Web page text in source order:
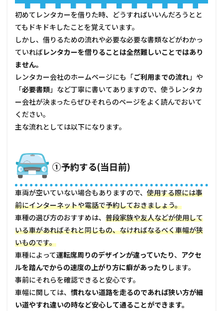
は
1.1
約す
る(当
日前)
1.2
②出
発前
の手
続き
をす
る(当
1.3
③返
却の
手続
きを
する
(当日)
2
初心
者が
注意
すべ
きこ
と
2.1
初めてレンタカーを借りた時、どうすればいいんだろうとと
てもドキドキしたことを覚えています。
しかし、借りるための流れや必要な必要な書類などがわかっ
ていればレンタカーを借りることは全然難しいことではあり
ません。
レンタカー会社のホームページにも「ご利用までの流れ」や
「必要書類」など丁寧に書いてありますので、使うレンタカ
ー会社が決まったらぜひそれらのページをよく読んでおいて
ください。
主な流れとしては以下になります。
①予約する(当日前)
車両が空いていない場合もありますので、 使用する際には事
前にインターネットや電話で予約しておきましょう。
車種の選び方のおすすめは、 普段家族や友人などが使用して
いる車があればそれと同じもの、なければなるべく車幅が狭
いものです。
車種によって運転席周りのデザインが違っていたり、 アクセ
ルを踏んでからの速度の上がり方に癖があったり します。
事前にそれらを確認できると安心です。
車幅に関しては、 慣れない道路を走るのであれば狭い方が細
い道やすれ違いの時など安心して通ることができます。